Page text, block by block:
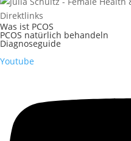
Direktlinks
Was ist PCOS
PCOS natürlich behandeln
Diagnoseguide
Youtube